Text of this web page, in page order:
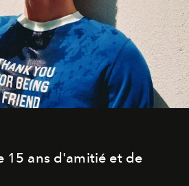
15 ans d'amitié et de